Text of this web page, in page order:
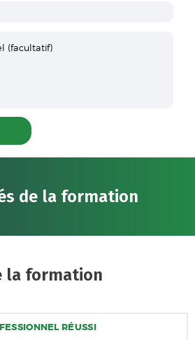
de la formation
la formation
RÉUSSI